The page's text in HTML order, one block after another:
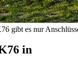
gibt es nur
in